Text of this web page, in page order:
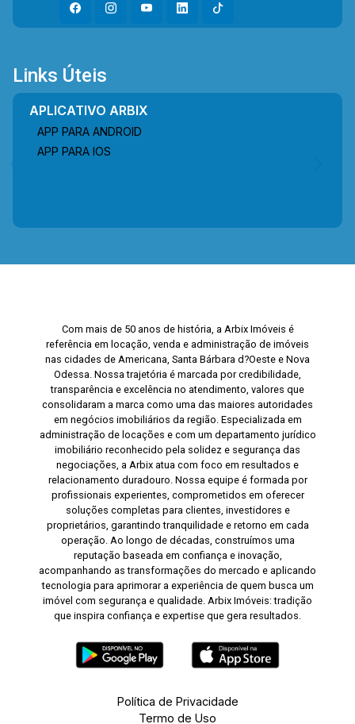
Links Úteis
APLICATIVO ARBIX
APP PARA ANDROID
APP PARA IOS
Com mais de 50 anos de história, a Arbix Imóveis é
referência em locação, venda e administração de imóveis
nas cidades de Americana, Santa Bárbara d?Oeste e Nova
Odessa. Nossa trajetória é marcada por credibilidade,
transparência e excelência no atendimento, valores que
consolidaram a marca como uma das maiores autoridades
em negócios imobiliários da região. Especializada em
administração de locações e com um departamento jurídico
imobiliário reconhecido pela solidez e segurança das
negociações, a Arbix atua com foco em resultados e
relacionamento duradouro. Nossa equipe é formada por
profissionais experientes, comprometidos em oferecer
soluções completas para clientes, investidores e
proprietários, garantindo tranquilidade e retorno em cada
operação. Ao longo de décadas, construímos uma
reputação baseada em confiança e inovação,
acompanhando as transformações do mercado e aplicando
tecnologia para aprimorar a experiência de quem busca um
imóvel com segurança e qualidade. Arbix Imóveis: tradição
que inspira confiança e expertise que gera resultados.
Política de Privacidade
Termo de Uso